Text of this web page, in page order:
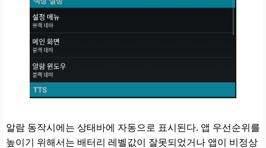
알람 동작시에는 상태바에 자동으로 표시된다. 앱 우선순위를
높이기 위해서는 배터리 레벨값이 잘못되었거나 앱이 비정상